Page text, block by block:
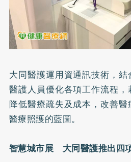
大同醫護運用資通訊技術，
醫護人員優化各項工作流程
降低醫療疏失及成本，改善
醫療照護的藍圖。
智慧城市展 大同醫護推出四